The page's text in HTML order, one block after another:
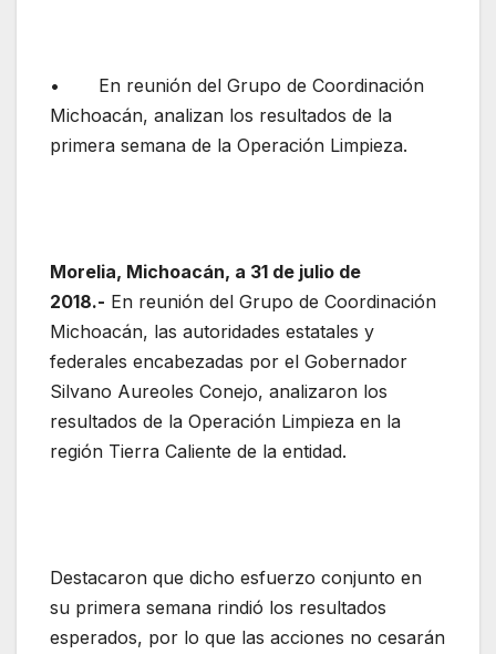
• En reunión del Grupo de Coordinación
Michoacán, analizan los resultados de la
primera semana de la Operación Limpieza.
Morelia, Michoacán, a 31 de julio de
2018.- En reunión del Grupo de Coordinación
Michoacán, las autoridades estatales y
federales encabezadas por el Gobernador
Silvano Aureoles Conejo, analizaron los
resultados de la Operación Limpieza en la
región Tierra Caliente de la entidad.
Destacaron que dicho esfuerzo conjunto en
su primera semana rindió los resultados
esperados, por lo que las acciones no cesarán